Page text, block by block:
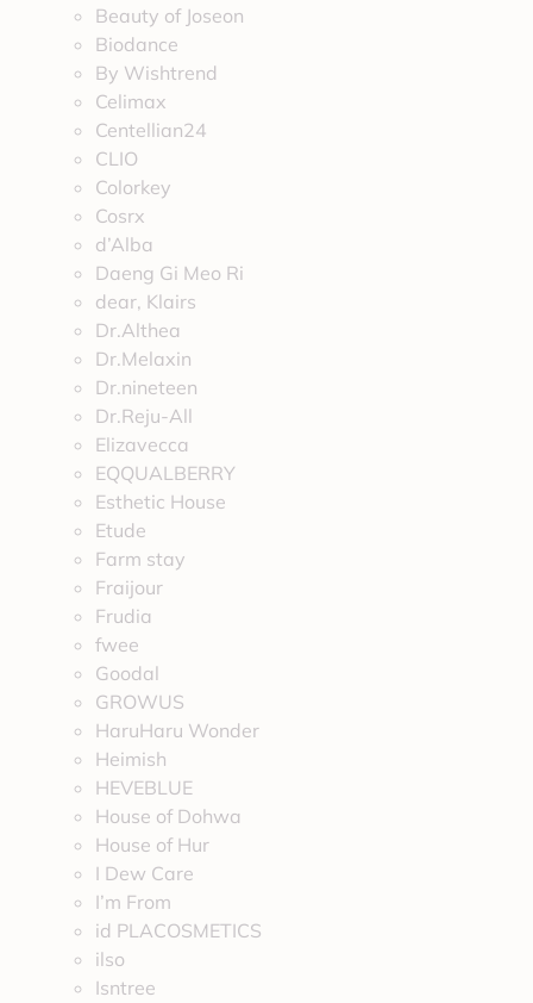
Beauty of Joseon
Biodance
By Wishtrend
Celimax
Centellian24
CLIO
Colorkey
Cosrx
d’Alba
Daeng Gi Meo Ri
dear, Klairs
Dr.Althea
Dr.Melaxin
Dr.nineteen
Dr.Reju-All
Elizavecca
EQQUALBERRY
Esthetic House
Etude
Farm stay
Fraijour
Frudia
fwee
Goodal
GROWUS
HaruHaru Wonder
Heimish
HEVEBLUE
House of Dohwa
House of Hur
I Dew Care
I’m From
id PLACOSMETICS
ilso
Isntree